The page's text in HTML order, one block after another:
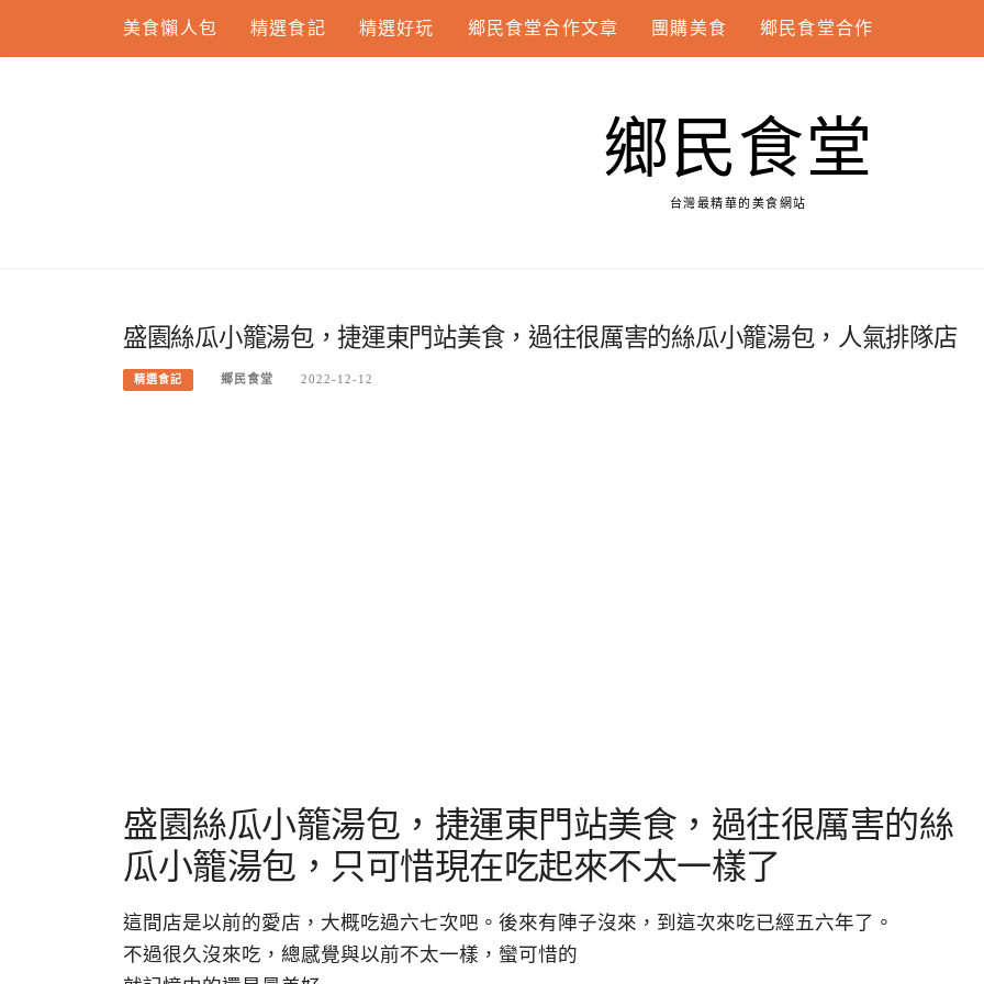
content
美食懶人包 精選食記 精選好玩 鄉民食堂合作文章 團購美食 鄉民食堂合作
鄉民食堂
台灣最精華的美食網站
盛園絲瓜小籠湯包，捷運東門站美食，過往很厲害的絲瓜小籠湯包，人氣排隊店
精選食記 鄉民食堂 2022-12-12
盛園絲瓜小籠湯包，捷運東門站美食，過往很厲害的絲
瓜小籠湯包，只可惜現在吃起來不太一樣了
這間店是以前的愛店，大概吃過六七次吧。後來有陣子沒來，到這次來吃已經五六年了。
不過很久沒來吃，總感覺與以前不太一樣，蠻可惜的